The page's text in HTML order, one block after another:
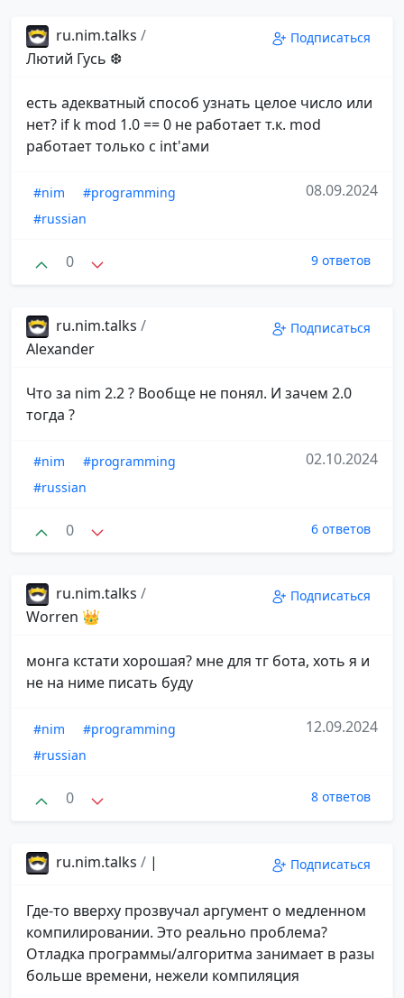
ru.nim.talks /
Лютий Гусь ❆
Подписаться
есть адекватный способ узнать целое число или
нет? if k mod 1.0 == 0 не работает т.к. mod
работает только с int'ами
#nim
#programming
#russian
08.09.2024
0 9 ответов
ru.nim.talks /
Alexander
Подписаться
Что за nim 2.2 ? Вообще не понял. И зачем 2.0
тогда ?
#nim
#programming
#russian
02.10.2024
0 6 ответов
ru.nim.talks /
Worren 👑
Подписаться
монга кстати хорошая? мне для тг бота, хоть я и
не на ниме писать буду
#nim
#programming
#russian
12.09.2024
0 8 ответов
ru.nim.talks / | Подписаться
Где-то вверху прозвучал аргумент о медленном
компилировании. Это реально проблема?
Отладка программы/алгоритма занимает в разы
больше времени, нежели компиляция